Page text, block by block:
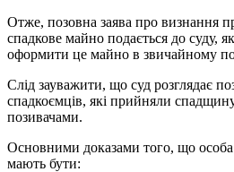
Отже, позовна заява про визнання
спадкове майно подається до суду,
оформити це майно в звичайному
Слід зауважити, що суд розглядає
спадкоємців, які прийняли
позивачами.
Основними доказами того, що
мають бути: